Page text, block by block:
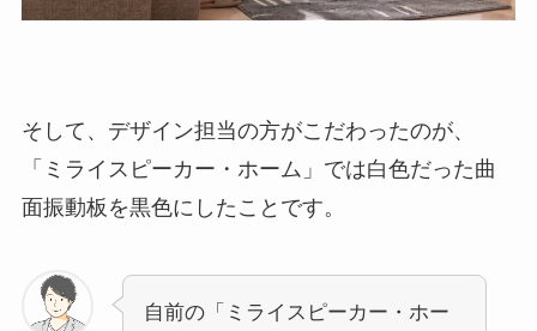
そして、デザイン担当の方がこだわったのが、
「ミライスピーカー・ホーム」では白色だった曲
面振動板を黒色にしたことです。
自前の「ミライスピーカー・ホー